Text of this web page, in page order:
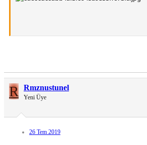
R Rmznustunel
Yeni Üye
26 Tem 2019